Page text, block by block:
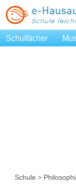
Schulfächer
Schule >